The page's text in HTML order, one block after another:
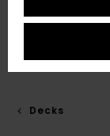
Decks